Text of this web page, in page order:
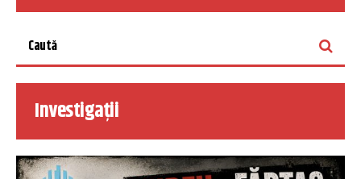
Investigații